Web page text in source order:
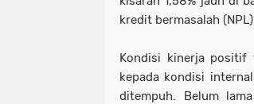
kredit bermasalah
Kondisi kinerja positif
kepada kondisi
ditempuh. Belum